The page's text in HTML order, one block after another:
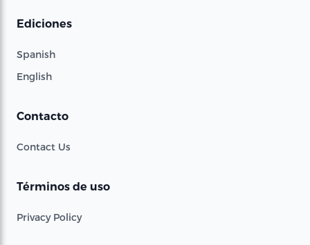
Ediciones
Spanish
English
Contacto
Contact Us
Términos de uso
Privacy Policy